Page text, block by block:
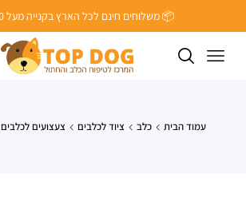
📦 משלוחים חינם לכל הארץ בקנייה מעל ‎200 ₪! 🚚
עמוד הבית כלב ציוד לכלבים צעצועים לכלבים